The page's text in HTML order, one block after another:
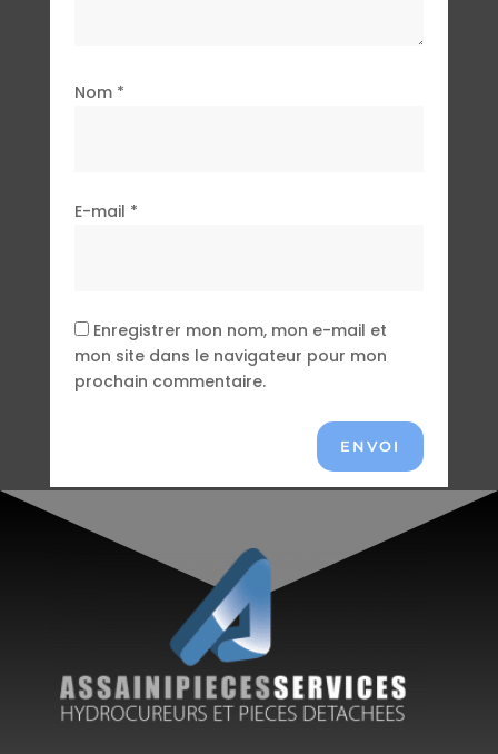
Nom *
E-mail *
Enregistrer mon nom, mon e-mail et
mon site dans le navigateur pour mon
prochain commentaire.
ENVOI